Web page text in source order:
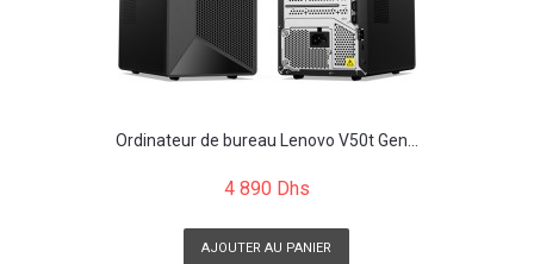
Ordinateur de bureau Lenovo V50t Gen...
4 890 Dhs
AJOUTER AU PANIER